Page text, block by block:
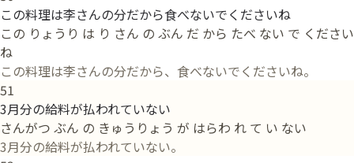
この料理は李さんの分だから食べないでくださいね
この りょうり は り さん の ぶん だ から たべ ない で ください
ね
この料理は李さんの分だから、食べないでくださいね。
51
3月分の給料が払われていない
さんがつ ぶん の きゅうりょう が はらわ れ て い ない
3月分の給料が払われていない。